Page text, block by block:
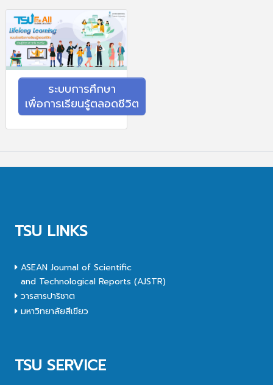
ระบบการศึกษา
เพื่อการเรียนรู้ตลอดชีวิต
TSU LINKS
ASEAN Journal of Scientific
and Technological Reports (AJSTR)
วารสารปาริชาต
มหาวิทยาลัยสีเขียว
TSU SERVICE